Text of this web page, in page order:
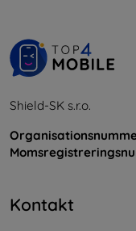
Shield-SK s.r.o.
Kontakt